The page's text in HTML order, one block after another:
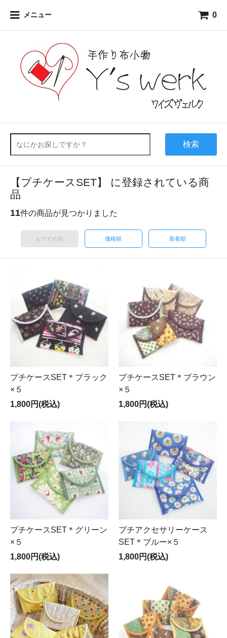
メニュー 0
検索
【プチケースSET】 に登録されている商
品
11件の商品が見つかりました
おすすめ順 価格順 新着順
プチケースSET＊ブラック
×５
1,800円(税込)
プチケースSET＊ブラウン
×５
1,800円(税込)
プチケースSET＊グリーン
×５
1,800円(税込)
プチアクセサリーケース
SET＊ブルー×５
1,800円(税込)